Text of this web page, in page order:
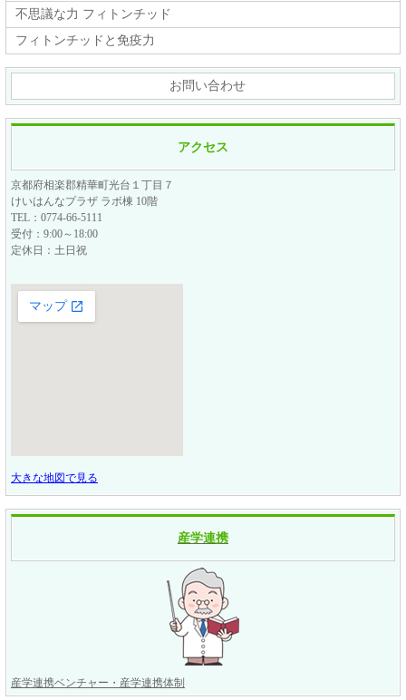
不思議な力 フィトンチッド
フィトンチッドと免疫力
お問い合わせ
アクセス
京都府相楽郡精華町光台１丁目７
けいはんなプラザ ラボ棟 10階
TEL：0774-66-5111
受付：9:00～18:00
定休日：土日祝
大きな地図で見る
産学連携
産学連携ベンチャー・産学連携体制